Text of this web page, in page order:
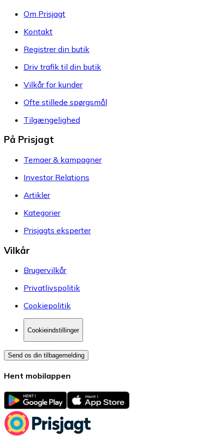
Om Prisjagt
Kontakt
Registrer din butik
Driv trafik til din butik
Vilkår for kunder
Ofte stillede spørgsmål
Tilgængelighed
På Prisjagt
Temaer & kampagner
Investor Relations
Artikler
Kategorier
Prisjagts eksperter
Vilkår
Brugervilkår
Privatlivspolitik
Cookiepolitik
Cookieindstillinger
Send os din tilbagemelding
Hent mobilappen